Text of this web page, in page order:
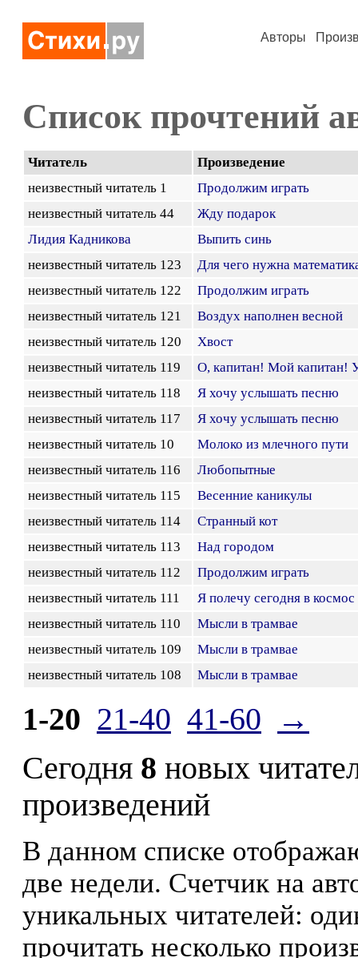
Авторы
Список прочтений
Читатель
Произведение
неизвестный читатель 1
Продолжим играть
неизвестный читатель 44
Жду подарок
Лидия Кадникова
Выпить синь
неизвестный читатель 123
Для чего нужна
неизвестный читатель 122
Продолжим играть
неизвестный читатель 121
Воздух наполнен весной
неизвестный читатель 120
Хвост
неизвестный читатель 119
О, капитан! Мой капитан!
неизвестный читатель 118
Я хочу услышать песню
неизвестный читатель 117
Я хочу услышать песню
неизвестный читатель 10
Молоко из млечного пути
неизвестный читатель 116
Любопытные
неизвестный читатель 115
Весенние каникулы
неизвестный читатель 114
Странный кот
неизвестный читатель 113
Над городом
неизвестный читатель 112
Продолжим играть
неизвестный читатель 111
Я полечу сегодня в космос
неизвестный читатель 110
Мысли в трамвае
неизвестный читатель 109
Мысли в трамвае
неизвестный читатель 108
Мысли в трамвае
1-20 21-40 41-60
→
Сегодня 8 новых
произведений
В данном списке
две недели. Счетчик на
уникальных читателей:
прочитать несколько